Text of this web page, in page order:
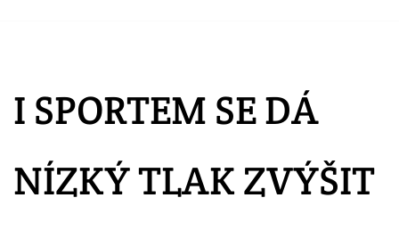
I SPORTEM SE DÁ
NÍZKÝ TLAK ZVÝŠIT